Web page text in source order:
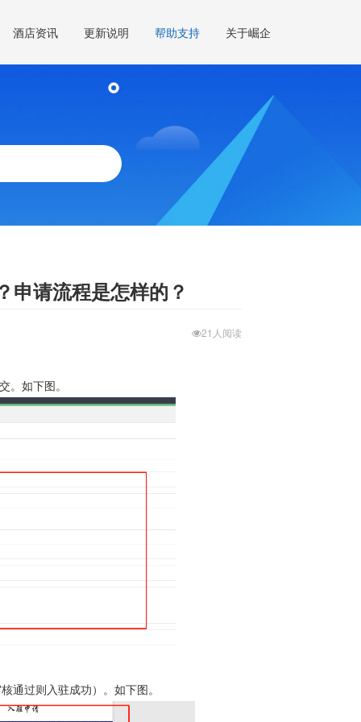
酒店资讯 更新说明 帮助支持 关于崛企
申请流程是怎样的？
21人阅读
如下图。
过则入驻成功）。如下图。